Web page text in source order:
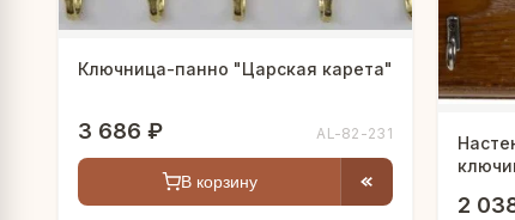
Ключница-панно "Царская карета"
3 686 ₽ AL-82-231
В корзину
2